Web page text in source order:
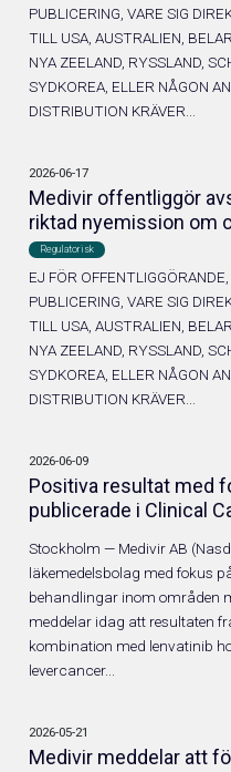
PUBLICERING, VARE SIG
TILL USA, AUSTRALIEN,
NYA ZEELAND, RYSSLAND,
SYDKOREA, ELLER NÅGON
DISTRIBUTION KRÄVER...
2026-06-17
Medivir offentliggör
riktad nyemission om
Regulatorisk
EJ FÖR
PUBLICERING, VARE SIG
TILL USA, AUSTRALIEN,
NYA ZEELAND, RYSSLAND,
SYDKOREA, ELLER NÅGON
DISTRIBUTION KRÄVER...
2026-06-09
Positiva resultat med
publicerade i Clinical
Stockholm — Medivir AB
läkemedelsbolag med fokus
behandlingar inom områden
meddelar idag att resultaten
kombination med lenvatinib
levercancer...
2026-05-21
Medivir meddelar att